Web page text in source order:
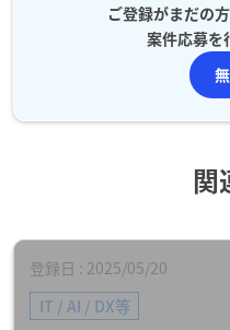
ご登録がまだの
案件応募を
関
登録日 2025/05/20
IT / AI / DX等